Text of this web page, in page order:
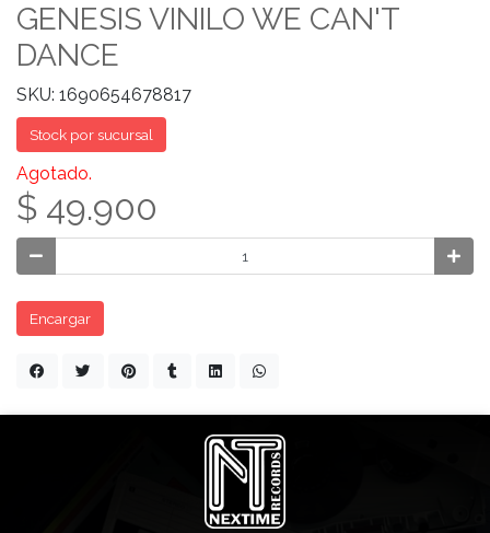
GENESIS VINILO WE CAN'T
DANCE
SKU: 1690654678817
Stock por sucursal
Agotado.
$ 49.900
Encargar